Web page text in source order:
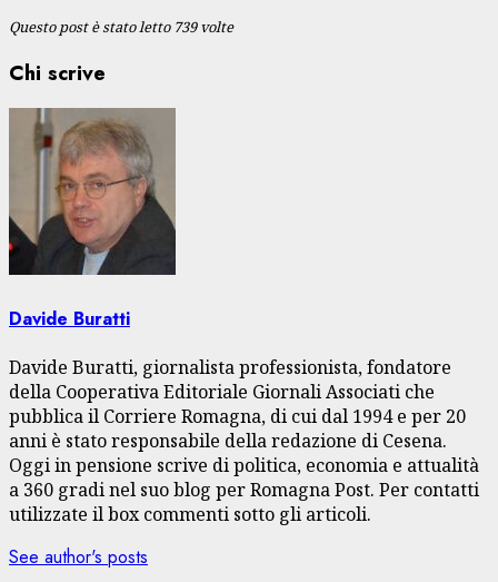
Questo post è stato letto 739 volte
Chi scrive
Davide Buratti
Davide Buratti, giornalista professionista, fondatore
della Cooperativa Editoriale Giornali Associati che
pubblica il Corriere Romagna, di cui dal 1994 e per 20
anni è stato responsabile della redazione di Cesena.
Oggi in pensione scrive di politica, economia e attualità
a 360 gradi nel suo blog per Romagna Post. Per contatti
utilizzate il box commenti sotto gli articoli.
See author's posts